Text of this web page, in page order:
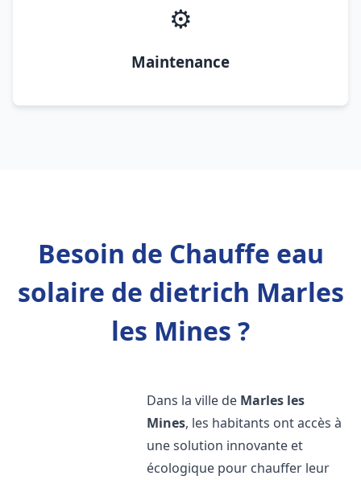
⚙️
Maintenance
Besoin de Chauffe eau
solaire de dietrich Marles
les Mines ?
Dans la ville de Marles les
Mines, les habitants ont accès à
une solution innovante et
écologique pour chauffer leur